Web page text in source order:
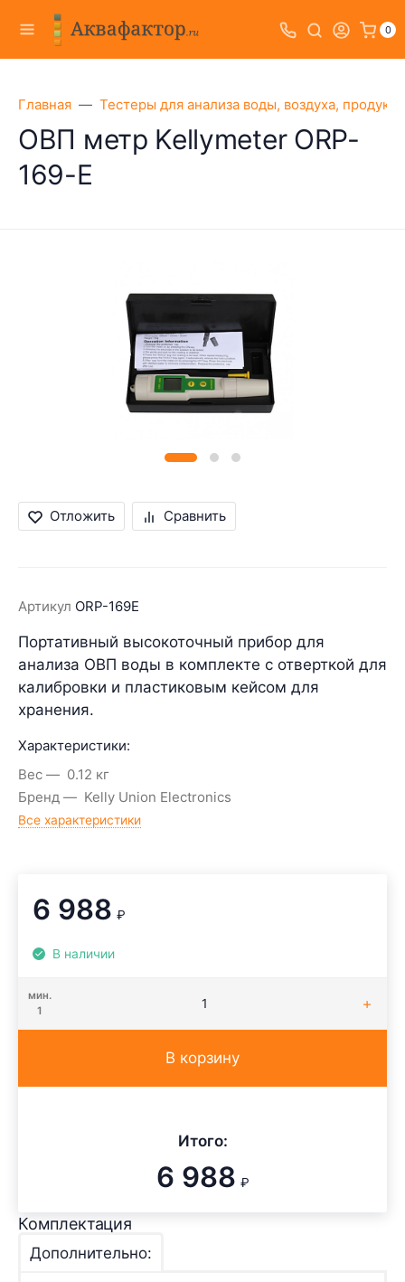
0
Главная Тестеры для анализа воды, воздуха,
ОВП метр Kellymeter ORP-
169-E
Отложить Сравнить
Артикул ORP-169E
Портативный высокоточный прибор для
анализа ОВП воды в комплекте с отверткой для
калибровки и пластиковым кейсом для
хранения.
Характеристики:
Вес
0.12 кг
Бренд
Kelly Union Electronics
Все характеристики
6 988 ₽
В наличии
мин.
1
В корзину
Итого:
6 988 ₽
Комплектация
Дополнительно: